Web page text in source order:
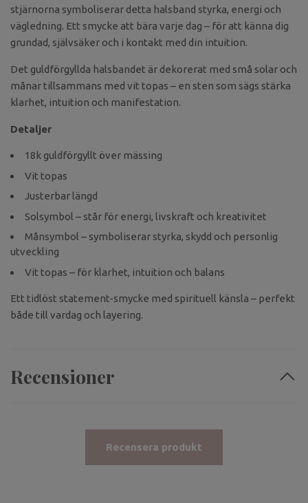
stjärnorna symboliserar detta halsband styrka, energi och
vägledning. Ett smycke att bära varje dag – för att känna dig
grundad, självsäker och i kontakt med din intuition.
Det guldförgyllda halsbandet är dekorerat med små solar och
månar tillsammans med vit topas – en sten som sägs stärka
klarhet, intuition och manifestation.
Detaljer
18k guldförgyllt över mässing
Vit topas
Justerbar längd
Solsymbol – står för energi, livskraft och kreativitet
Månsymbol – symboliserar styrka, skydd och personlig
utveckling
Vit topas – för klarhet, intuition och balans
Ett tidlöst statement-smycke med spirituell känsla – perfekt
både till vardag och layering.
Recensioner
Recensera produkt